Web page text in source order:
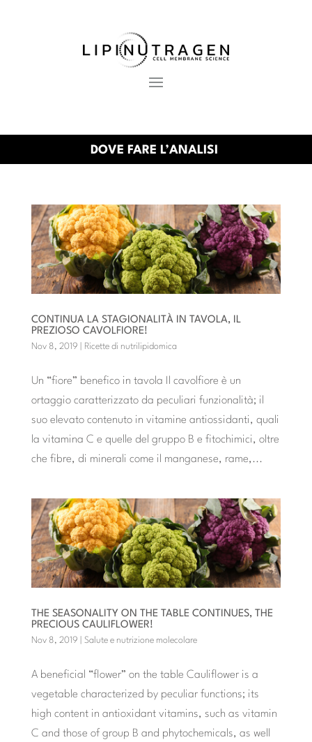
DOVE FARE L’ANALISI
CONTINUA LA STAGIONALITÀ IN TAVOLA, IL
PREZIOSO CAVOLFIORE!
Nov 8, 2019 Ricette di nutrilipidomica
Un “fiore” benefico in tavola Il cavolfiore è un
ortaggio caratterizzato da peculiari funzionalità; il
suo elevato contenuto in vitamine antiossidanti, quali
la vitamina C e quelle del gruppo B e fitochimici, oltre
che fibre, di minerali come il manganese, rame,...
THE SEASONALITY ON THE TABLE CONTINUES, THE
PRECIOUS CAULIFLOWER!
Nov 8, 2019 Salute e nutrizione molecolare
A beneficial “flower” on the table Cauliflower is a
vegetable characterized by peculiar functions; its
high content in antioxidant vitamins, such as vitamin
C and those of group B and phytochemicals, as well